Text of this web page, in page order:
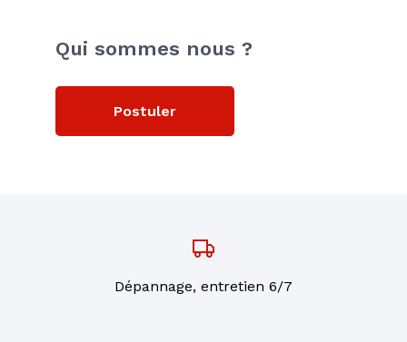
Qui sommes nous ?
Postuler
Dépannage, entretien 6/7